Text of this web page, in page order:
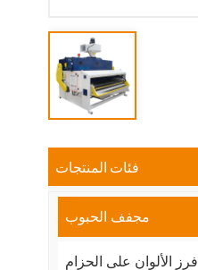
فئات المنتجات
مجفف الحبوب
فرز الألوان على الحزام